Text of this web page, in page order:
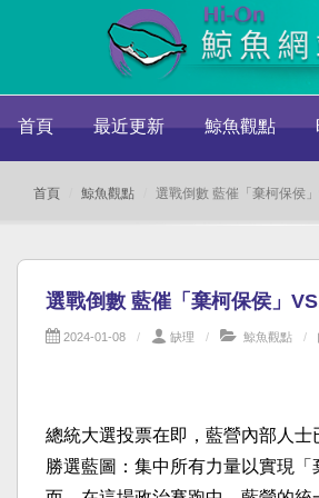
首頁 最近更新 鯨魚觀點
首頁 鯨魚觀點 選戰倒數 藍催「棄柯保侯
選戰倒數 藍催「棄柯保侯」
2024-01-08 缺理 鯨魚觀點
總統大選投票在即，藍營內部人士
勝選藍圖：集中所有力量以實現「